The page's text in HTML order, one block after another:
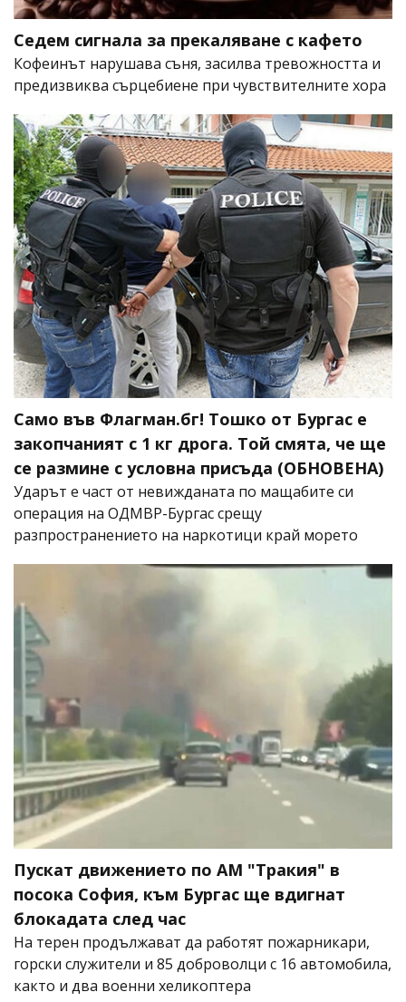
Седем сигнала за прекаляване с кафето
Кофеинът нарушава съня, засилва тревожността и
предизвиква сърцебиене при чувствителните хора
Само във Флагман.бг! Тошко от Бургас е
закопчаният с 1 кг дрога. Той смята, че ще
се размине с условна присъда (ОБНОВЕНА)
Ударът е част от невижданата по мащабите си
операция на ОДМВР-Бургас срещу
разпространението на наркотици край морето
Пускат движението по АМ "Тракия" в
посока София, към Бургас ще вдигнат
блокадата след час
На терен продължават да работят пожарникари,
горски служители и 85 доброволци с 16 автомобила,
както и два военни хеликоптера